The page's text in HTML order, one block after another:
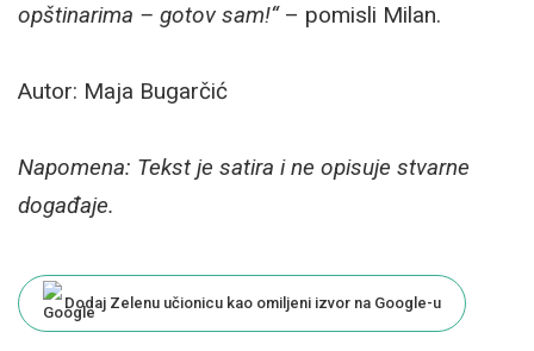
opštinarima – gotov sam!“– pomisli Milan.
Autor: Maja Bugarčić
Napomena: Tekst je satira i ne opisuje stvarne
događaje.
Dodaj Zelenu učionicu kao omiljeni izvor na Google-u